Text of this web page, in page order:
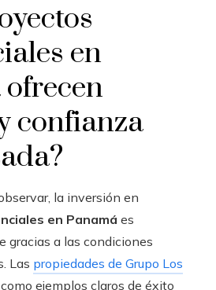
en
confianza
la inversión en
en Panamá es
gracias a las condiciones
Las propiedades de Grupo Los
ejemplos claros de éxito